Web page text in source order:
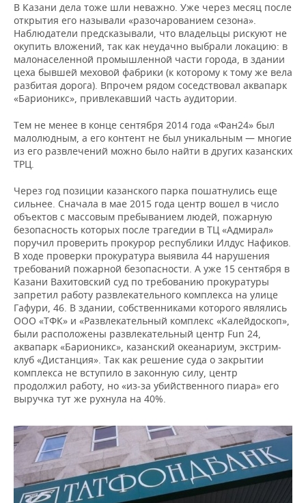
В Казани дела тоже шли неважно. Уже через месяц после
открытия его называли «разочарованием сезона».
Наблюдатели предсказывали, что владельцы рискуют не
окупить вложений, так как неудачно выбрали локацию: в
малонаселенной промышленной части города, в здании
цеха бывшей меховой фабрики (к которому к тому же вела
разбитая дорога). Впрочем рядом соседствовал аквапарк
«Барионикс», привлекавший часть аудитории.
Тем не менее в конце сентября 2014 года «Фан24» был
малолюдным, а его контент не был уникальным — многие
из его развлечений можно было найти в других казанских
ТРЦ.
Через год позиции казанского парка пошатнулись еще
сильнее. Сначала в мае 2015 года центр вошел в число
объектов с массовым пребыванием людей, пожарную
безопасность которых после трагедии в ТЦ «Адмирал»
поручил проверить прокурор республики Илдус Нафиков.
В ходе проверки прокуратура выявила 44 нарушения
требований пожарной безопасности. А уже 15 сентября в
Казани Вахитовский суд по требованию прокуратуры
запретил работу развлекательного комплекса на улице
Гафури, 46. В здании, собственниками которого являлись
ООО «ТФК» и «Развлекательный комплекс «Калейдоскоп»,
были расположены развлекательный центр Fun 24,
аквапарк «Барионикс», казанский океанариум, экстрим-
клуб «Дистанция». Так как решение суда о закрытии
комплекса не вступило в законную силу, центр
продолжил работу, но «из-за убийственного пиара» его
выручка тут же рухнула на 40%.